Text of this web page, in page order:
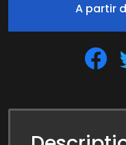
A partir